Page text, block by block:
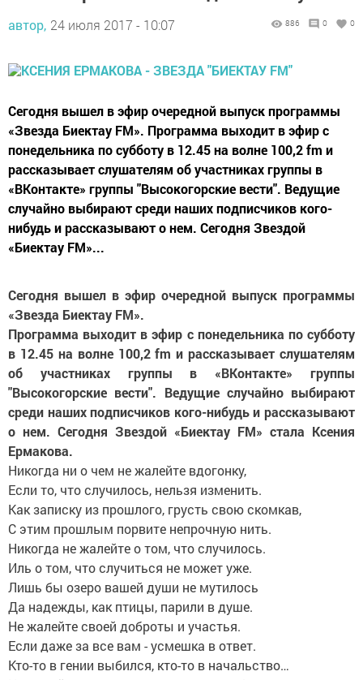
автор, 24 июля 2017 - 10:07 886 0 0
Сегодня вышел в эфир очередной выпуск программы
«Звезда Биектау FM». Программа выходит в эфир с
понедельника по субботу в 12.45 на волне 100,2 fm и
рассказывает слушателям об участниках группы в
«ВКонтакте» группы "Высокогорские вести". Ведущие
случайно выбирают среди наших подписчиков кого-
нибудь и рассказывают о нем. Сегодня Звездой
«Биектау FM»...
Сегодня вышел в эфир очередной выпуск программы
«Звезда Биектау FM».
Программа выходит в эфир с понедельника по субботу
в 12.45 на волне 100,2 fm и рассказывает слушателям
об участниках группы в «ВКонтакте» группы
"Высокогорские вести". Ведущие случайно выбирают
среди наших подписчиков кого-нибудь и рассказывают
о нем. Сегодня Звездой «Биектау FM» стала Ксения
Ермакова.
Никогда ни о чем не жалейте вдогонку,
Если то, что случилось, нельзя изменить.
Как записку из прошлого, грусть свою скомкав,
С этим прошлым порвите непрочную нить.
Никогда не жалейте о том, что случилось.
Иль о том, что случиться не может уже.
Лишь бы озеро вашей души не мутилось
Да надежды, как птицы, парили в душе.
Не жалейте своей доброты и участья.
Если даже за все вам - усмешка в ответ.
Кто-то в гении выбился, кто-то в начальство…